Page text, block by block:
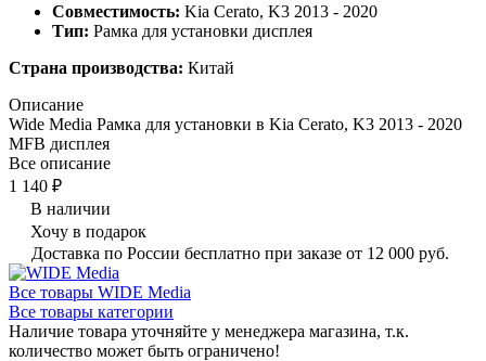
Совместимость: Kia Cerato, K3 2013 - 2020
Тип: Рамка для установки дисплея
Страна производства: Китай
Описание
Wide Media Рамка для установки в Kia Cerato, K3 2013 - 2020
MFB дисплея
Все описание
1 140 ₽
В наличии
Хочу в подарок
Доставка по России бесплатно при заказе от 12 000 руб.
Все товары WIDE Media
Все товары категории
Наличие товара уточняйте у менеджера магазина, т.к.
количество может быть ограничено!